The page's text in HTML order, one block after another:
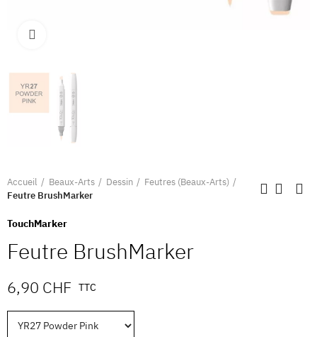
Accueil Beaux-Arts Dessin
Feutres (Beaux-Arts)
Feutre BrushMarker
TouchMarker
Feutre BrushMarker
6,90 CHF TTC